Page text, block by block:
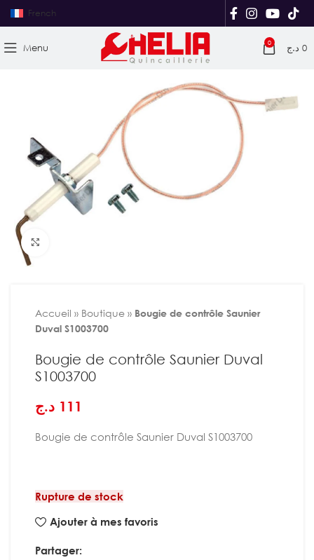
French
Menu 0 0 د.ج
Accueil » Boutique » Bougie de contrôle Saunier
Duval S1003700
Bougie de contrôle Saunier Duval
S1003700
111 د.ج
Bougie de contrôle Saunier Duval S1003700
Rupture de stock
Ajouter à mes favoris
Partager: